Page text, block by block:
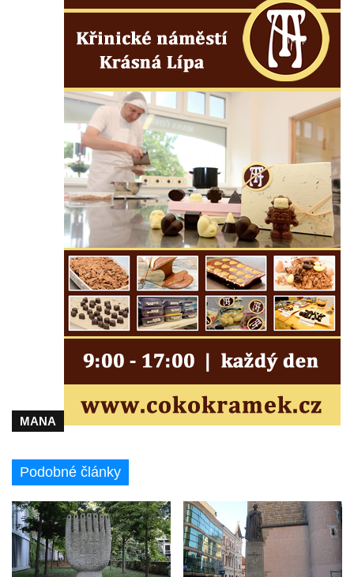
Pamětní deska Rumburské vzpoury na
Základní škole Tyršova v Rumburku
Socha Nepokořený v parku Rumburské
Pamětní deska obětem holokaustu u
židovského hřbitova v Kovanicích
Pamětní deska legionářům na Obecním
úřadě v Kovanicích
Pomník obětem 1. světové války v
Kovanicích
Pomník obětem válek v Kněževsi
Pamětní deska Rudé armádě na radnici v
Trutnově
Pomník obětem koncentračního tábora na
hřbitově v Rychnově u Jablonce nad Nisou
koncentračního tábora v Tovární ulici v
Kenotaf Alfreda Langa na hřbitově v Krásné
u Pěnčína
Kenotaf Emila Posselta na hřbitově v
Krásné u Pěnčína
Kenotaf Edmunda Andera na hřbitově v
Krásné u Pěnčína
Hřbitovní kaple rodiny Fiedler na hřbitově v
Teplicích nad Metují
MANA
Podobné články